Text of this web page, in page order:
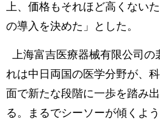
上、価格もそれほど高くない
の導入を決めた」とした。
上海富吉医療器械有限公司の
れは中日両国の医学分野が、
面で新たな段階に一歩を踏み
る。まるでシーソーが傾くよ